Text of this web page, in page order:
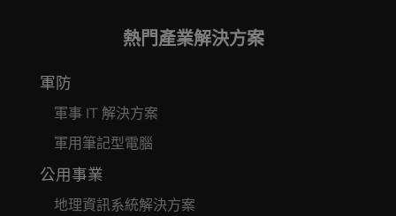
熱門產業解決方案
軍防
軍事 IT 解決方案
軍用筆記型電腦
公用事業
地理資訊系統解決方案